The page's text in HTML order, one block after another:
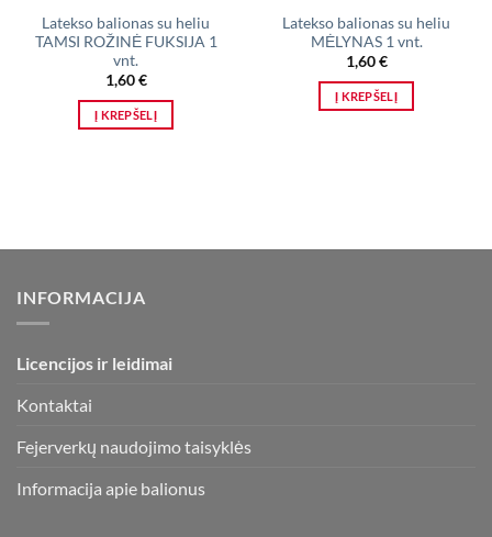
Latekso balionas su heliu
TAMSI ROŽINĖ FUKSIJA 1
vnt.
1,60€
Į KREPŠELĮ
Latekso balionas su heliu
MĖLYNAS 1 vnt.
1,60€
Į KREPŠELĮ
INFORMACIJA
Licencijos ir leidimai
Kontaktai
Fejerverkų naudojimo taisyklės
Informacija apie balionus